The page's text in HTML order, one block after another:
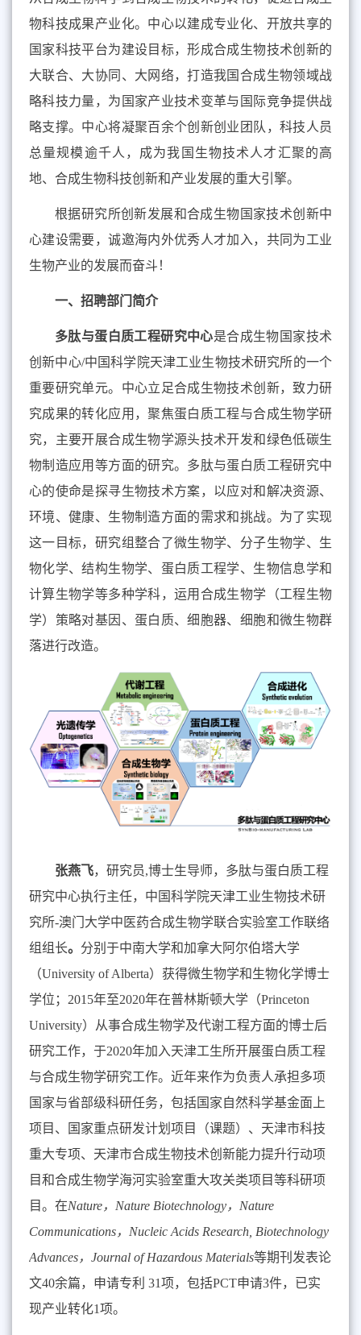
物科技成果产业化。中心以建成专业化、开放共享的
国家科技平台为建设目标，形成合成生物技术创新的
大联合、大协同、大网络，打造我国合成生物领域战
略科技力量，为国家产业技术变革与国际竞争提供战
略支撑。中心将凝聚百余个创新创业团队，科技人员
总量规模逾千人，成为我国生物技术人才汇聚的高
地、合成生物科技创新和产业发展的重大引擎。
根据研究所创新发展和合成生物国家技术创新中
心建设需要，诚邀海内外优秀人才加入，共同为工业
生物产业的发展而奋斗！
一、招聘部门简介
多肽与蛋白质工程研究中心是合成生物国家技术
创新中心/中国科学院天津工业生物技术研究所的一个
重要研究单元。中心立足合成生物技术创新，致力研
究成果的转化应用，聚焦蛋白质工程与合成生物学研
究，主要开展合成生物学源头技术开发和绿色低碳生
物制造应用等方面的研究。多肽与蛋白质工程研究中
心的使命是探寻生物技术方案，以应对和解决资源、
环境、健康、生物制造方面的需求和挑战。为了实现
这一目标，研究组整合了微生物学、分子生物学、生
物化学、结构生物学、蛋白质工程学、生物信息学和
计算生物学等多种学科，运用合成生物学（工程生物
学）策略对基因、蛋白质、细胞器、细胞和微生物群
落进行改造。
张燕飞，研究员,博士生导师，多肽与蛋白质工程
研究中心执行主任，中国科学院天津工业生物技术研
究所-澳门大学中医药合成生物学联合实验室工作联络
组组长。 分别于中南大学和加拿大阿尔伯塔大学
（University of Alberta）获得微生物学和生物化学博士
学位； 2015年至2020年在普林斯顿大学（Princeton
University）从事合成生物学及代谢工程方面的博士后
研究工作，于2020年加入天津工生所开展蛋白质工程
与合成生物学研究工作。近年来作为负责人承担多项
国家与省部级科研任务，包括国家自然科学基金面上
项目、国家重点研发计划项目（课题）、天津市科技
重大专项、天津市合成生物技术创新能力提升行动项
目和合成生物学海河实验室重大攻关类项目等科研项
目。在Nature， Nature Biotechnology， Nature
Communications， Nucleic Acids Research, Biotechnology
Advances， Journal of Hazardous Materials等期刊发表论
文40余篇，申请专利 31项，包括PCT申请3件，已实
现产业转化1项。